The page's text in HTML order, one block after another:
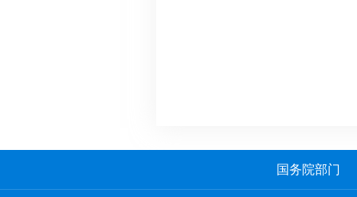
国务院部门